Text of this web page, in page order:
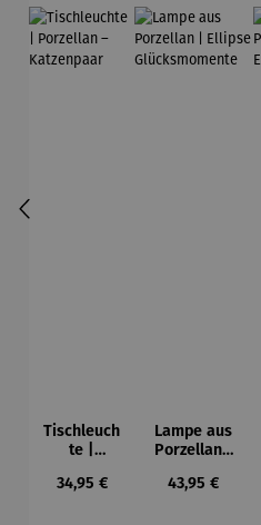
Tischleuch
te |
–
Regulärer Preis:
34,95 €
Lampe aus
Porzellan |
Glücksmom
Regulärer
43,95 €